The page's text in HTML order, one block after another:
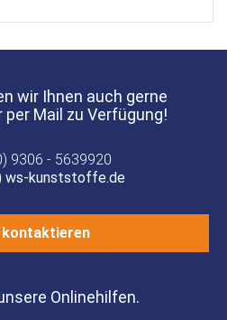
wir Ihnen auch gerne
Mail zu Verfügung!
9306 - 5639920
ws-kunststoffe.de
Onlinehilfen.